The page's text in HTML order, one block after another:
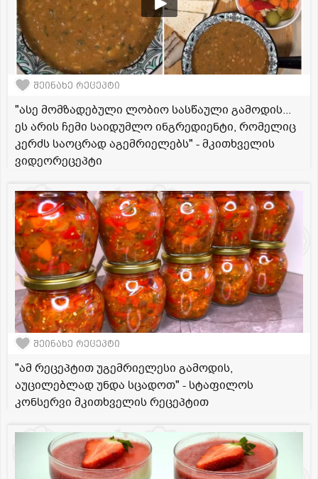
შეინახე რეცეპტი
"ასე მომზადებული ლობიო სასწაული გამოდის...
ეს არის ჩემი საიდუმლო ინგრედიენტი, რომელიც
კერძს საოცრად აგემრიელებს" - მკითხველის
ვიდეორეცეპტი
შეინახე რეცეპტი
"ამ რეცეპტით უგემრიელესი გამოდის,
აუცილებლად უნდა სცადოთ" - სტაფილოს
კონსერვი მკითხველის რეცეპტით